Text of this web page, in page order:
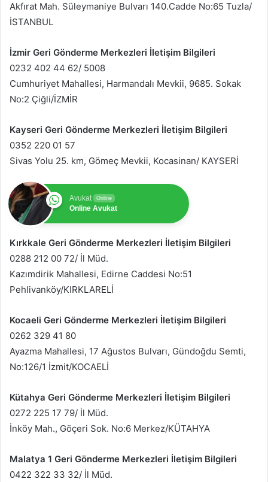
Akfırat Mah. Süleymaniye Bulvarı 140.Cadde No:65 Tuzla/
İSTANBUL
İzmir Geri Gönderme Merkezleri İletişim Bilgileri
0232 402 44 62/ 5008
Cumhuriyet Mahallesi, Harmandalı Mevkii, 9685. Sokak
No:2 Çiğli/İZMİR
Kayseri Geri Gönderme Merkezleri İletişim Bilgileri
0352 220 01 57
Sivas Yolu 25. km, Gömeç Mevkii, Kocasinan/ KAYSERİ
Avukat Online
Online Avukat
Kırkkale Geri Gönderme Merkezleri İletişim Bilgileri
0288 212 00 72/ İl Müd.
Kazımdirik Mahallesi, Edirne Caddesi No:51
Pehlivanköy/KIRKLARELİ
Kocaeli Geri Gönderme Merkezleri İletişim Bilgileri
0262 329 41 80
Ayazma Mahallesi, 17 Ağustos Bulvarı, Gündoğdu Semti,
No:126/1 İzmit/KOCAELİ
Kütahya Geri Gönderme Merkezleri İletişim Bilgileri
0272 225 17 79/ İl Müd.
İnköy Mah., Göçeri Sok. No:6 Merkez/KÜTAHYA
Malatya 1 Geri Gönderme Merkezleri İletişim Bilgileri
0422 322 33 32/ İl Müd.